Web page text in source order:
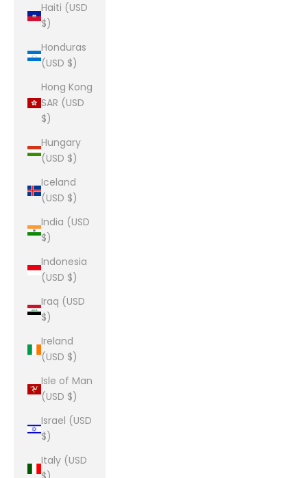
Haiti (USD
$)
Honduras
(USD $)
Hong Kong
SAR (USD
$)
Hungary
(USD $)
Iceland
(USD $)
India (USD
$)
Indonesia
(USD $)
Iraq (USD
$)
Ireland
(USD $)
Isle of Man
(USD $)
Israel (USD
$)
Italy (USD